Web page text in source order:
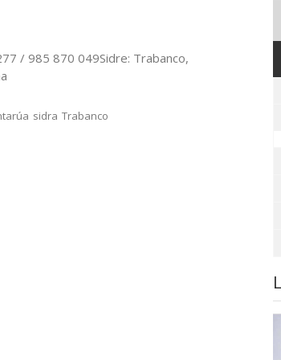
/ 985 870 049Sidre: Trabanco,
sidra Trabanco